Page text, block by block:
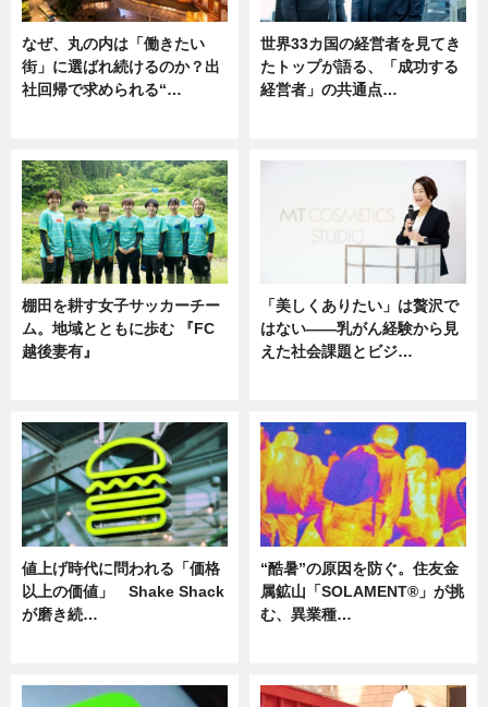
なぜ、丸の内は「働きたい
街」に選ばれ続けるのか？出
社回帰で求められる“…
世界33カ国の経営者を見てき
たトップが語る、「成功する
経営者」の共通点…
棚田を耕す女子サッカーチー
ム。地域とともに歩む 『FC
越後妻有』
「美しくありたい」は贅沢で
はない――乳がん経験から見
えた社会課題とビジ…
値上げ時代に問われる「価格
以上の価値」 Shake Shack
が磨き続…
“酷暑”の原因を防ぐ。住友金
属鉱山「SOLAMENT®」が挑
む、異業種…